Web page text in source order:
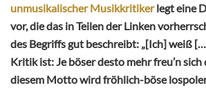
unmusikalischer Musikkritikerlegt eine
vor, die das in Teilen der Linken
des Begriffs gut beschreibt: „[Ich] weiß
Kritik ist: Je böser desto mehr freu’n sich
diesem Motto wird fröhlich-böse